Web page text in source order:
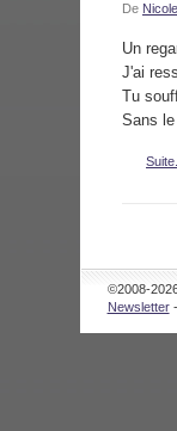
De
Un
J'ai
Tu
Sans
Suite...
©2008-
Newsletter-